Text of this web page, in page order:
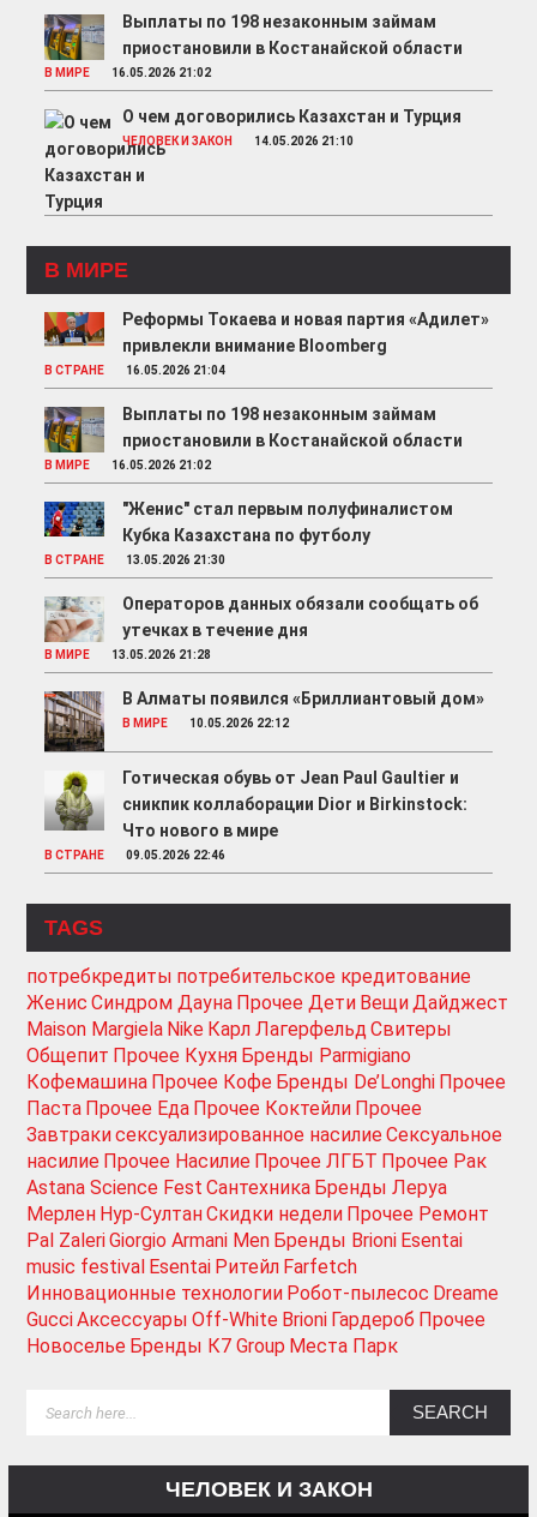
Выплаты по 198 незаконным займам
приостановили в Костанайской области
В МИРЕ 16.05.2026 21:02
О чем договорились Казахстан и Турция
ЧЕЛОВЕК И ЗАКОН 14.05.2026 21:10
В МИРЕ
Реформы Токаева и новая партия «Адилет»
привлекли внимание Bloomberg
В СТРАНЕ 16.05.2026 21:04
Выплаты по 198 незаконным займам
приостановили в Костанайской области
В МИРЕ 16.05.2026 21:02
"Женис" стал первым полуфиналистом
Кубка Казахстана по футболу
В СТРАНЕ 13.05.2026 21:30
Операторов данных обязали сообщать об
утечках в течение дня
В МИРЕ 13.05.2026 21:28
В Алматы появился «Бриллиантовый дом»
В МИРЕ 10.05.2026 22:12
Готическая обувь от Jean Paul Gaultier и
сникпик коллаборации Dior и Birkinstock:
Что нового в мире
В СТРАНЕ 09.05.2026 22:46
TAGS
потребкредиты потребительское кредитование
Женис Синдром Дауна Прочее Дети ВещиДайджест
Maison Margiela Nike Карл ЛагерфельдСвитеры
Общепит Прочее Кухня Бренды Parmigiano
Кофемашина Прочее Кофе Бренды De’Longhi Прочее
Паста Прочее Еда Прочее Коктейли Прочее
Завтракисексуализированное насилиеСексуальное
насилие Прочее Насилие Прочее ЛГБТ Прочее Рак
Astana Science Fest Сантехника Бренды Леруа
Мерлен Нур-СултанСкидки недели Прочее Ремонт
Pal ZaleriGiorgio Armani Men Бренды Brioni Esentai
music festival Esentai Ритейл Farfetch
Инновационные технологии Робот-пылесос Dreame
GucciАксессуары Off-White Brioni Гардероб Прочее
Новоселье Бренды К7 Group Места Парк
ЧЕЛОВЕК И ЗАКОН